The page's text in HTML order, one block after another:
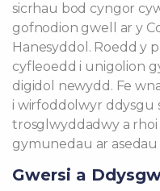
sicrhau bod cyngor
gofnodion gwell ar y
Hanesyddol. Roedd y
cyfleoedd i unigolion
digidol newydd. Fe
i wirfoddolwyr ddysgu
trosglwyddadwy a
gymunedau ar
Gwersi a